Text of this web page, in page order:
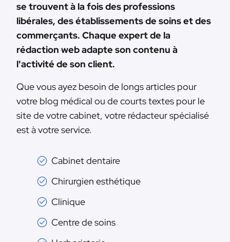
se trouvent à la fois des professions
libérales, des établissements de soins et des
commerçants. Chaque expert de la
rédaction web adapte son contenu à
l'activité de son client.
Que vous ayez besoin de longs articles pour
votre blog médical ou de courts textes pour le
site de votre cabinet, votre rédacteur spécialisé
est à votre service.
Cabinet dentaire
Chirurgien esthétique
Clinique
Centre de soins